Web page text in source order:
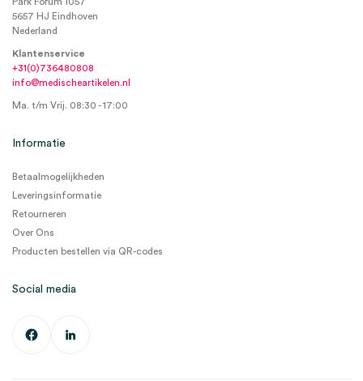
5657 HJ Eindhoven
Nederland
Klantenservice
+31(0)736480808
info@medischeartikelen.nl
Ma. t/m Vrij. 08:30 - 17:00
Informatie
Betaalmogelijkheden
Leveringsinformatie
Retourneren
Over Ons
Producten bestellen via QR-codes
Social media